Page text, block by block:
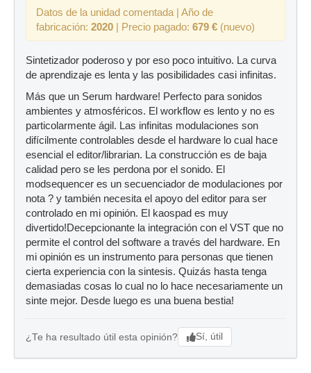
Datos de la unidad comentada | Año de
fabricación: 2020 | Precio pagado: 679 € (nuevo)
Sintetizador poderoso y por eso poco intuitivo. La curva
de aprendizaje es lenta y las posibilidades casi infinitas.
Más que un Serum hardware! Perfecto para sonidos
ambientes y atmosféricos. El workflow es lento y no es
particolarmente ágil. Las infinitas modulaciones son
difícilmente controlables desde el hardware lo cual hace
esencial el editor/librarian. La construcción es de baja
calidad pero se les perdona por el sonido. El
modsequencer es un secuenciador de modulaciones por
nota ? y también necesita el apoyo del editor para ser
controlado en mi opinión. El kaospad es muy
divertido!Decepcionante la integración con el VST que no
permite el control del software a través del hardware. En
mi opinión es un instrumento para personas que tienen
cierta experiencia con la sintesis. Quizás hasta tenga
demasiadas cosas lo cual no lo hace necesariamente un
sinte mejor. Desde luego es una buena bestia!
¿Te ha resultado útil esta opinión? Sí, útil